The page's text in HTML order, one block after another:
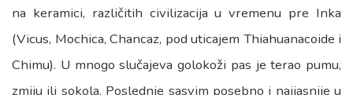
na keramici, različitih civilizacija u vremenu pre Inka
(Vicus, Mochica, Chancaz, pod uticajem Thiahuanacoide i
Chimu). U mnogo slučajeva golokoži pas je terao pumu,
zmiju ili sokola. Poslednje sasvim posebno i najjasnije u